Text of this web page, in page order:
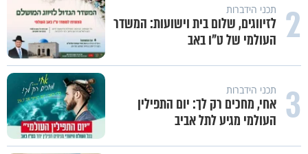
2 תכני הידברות
לזיווגים, שלום בית וישועות: המשדר
העולמי של ט"ו באב
3 תכני הידברות
אחי, מחכים רק לך: יום התפילין
העולמי מגיע לתל אביב